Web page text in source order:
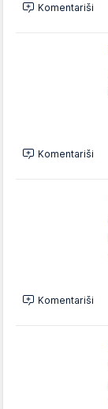
Komentariši
Komentariši
Komentariši